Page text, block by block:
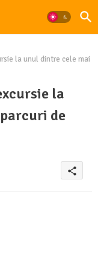
la unul dintre cele mai
la
de
share